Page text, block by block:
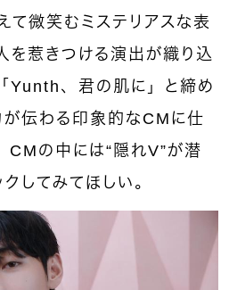
て微笑むミステリアスな表
を惹きつける演出が織り込
Yunth、君の肌に」と締め
伝わる印象的なCMに仕
CMの中には“隠れV”が潜
してみてほしい。